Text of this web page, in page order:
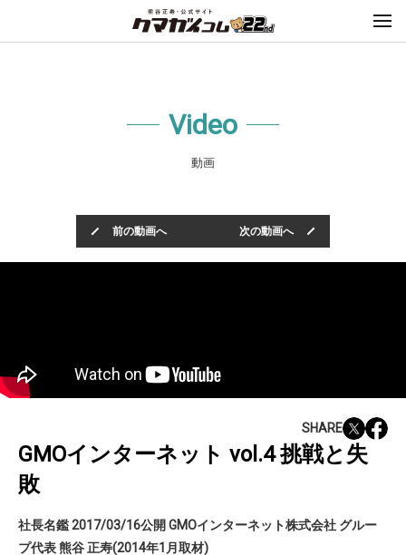
Video
動画
前の動画へ 次の動画へ
GMOインターネット vol.4 挑戦と失
敗
SHARE
社長名鑑 2017/03/16公開 GMOインターネット株式会社 グルー
プ代表 熊谷 正寿(2014年1月取材)